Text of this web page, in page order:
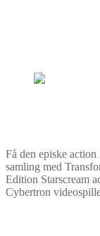
Få den episke
samling med
Edition Starscream
Cybertron